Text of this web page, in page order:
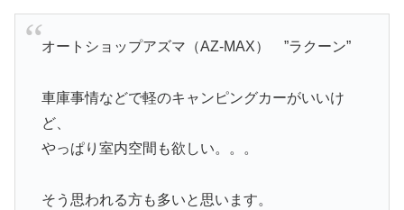
オートショップアズマ（AZ-MAX） ”ラクーン”
車庫事情などで軽のキャンピングカーがいいけ
ど、
やっぱり室内空間も欲しい。。。
そう思われる方も多いと思います。